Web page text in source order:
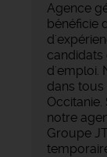
Agence
bénéficie
candidats
d'emploi.
dans
notre
Groupe